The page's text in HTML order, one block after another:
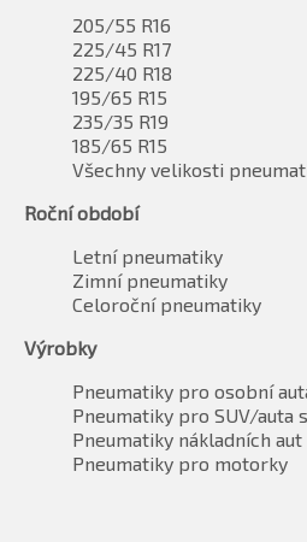
205/55 R16
225/45 R17
225/40 R18
195/65 R15
235/35 R19
185/65 R15
Všechny velikosti
Roční období
Letní pneumatiky
Zimní pneumatiky
Celoroční pneumatiky
Výrobky
Pneumatiky pro osobní
Pneumatiky pro SUV/auta
Pneumatiky nákladních aut
Pneumatiky pro motorky